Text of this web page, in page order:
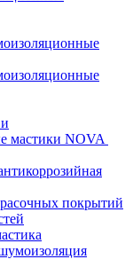
мастики NOVA
покрытий